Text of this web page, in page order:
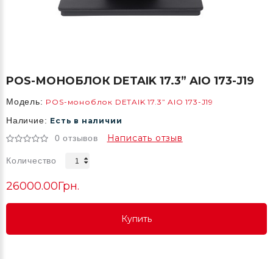
POS-МОНОБЛОК DETAIK 17.3” AIO 173-J19
Модель: POS-моноблок DETAIK 17.3” AIO 173-J19
Наличие: Есть в наличии
0 отзывов Написать отзыв
Количество
26000.00Грн.
Купить
Купить